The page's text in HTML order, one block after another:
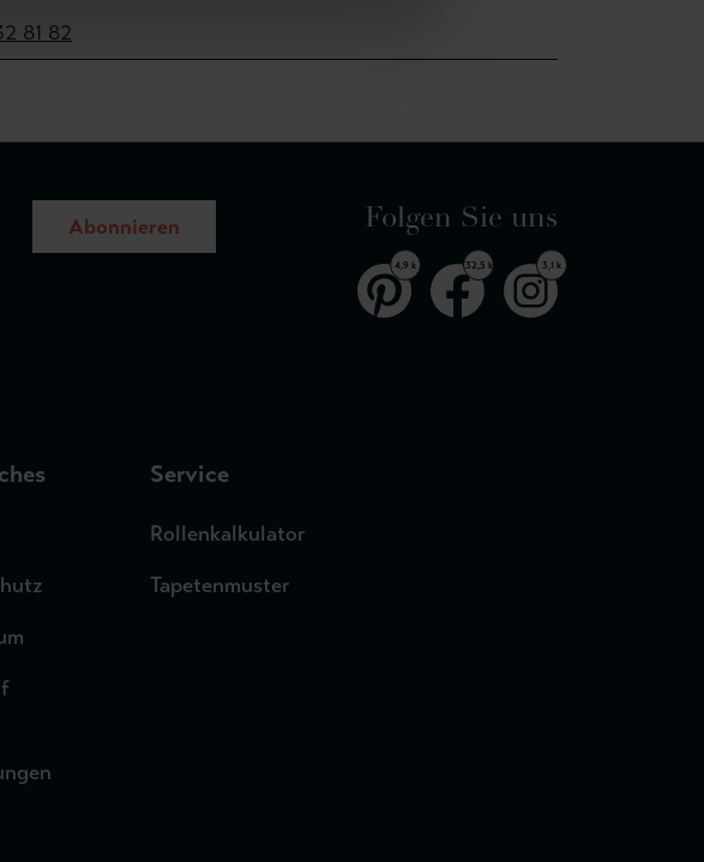
81 82
Abonnieren Folgen Sie uns
4,9 k 32,5 k 3,1 k
Service
Rollenkalkulator
Tapetenmuster